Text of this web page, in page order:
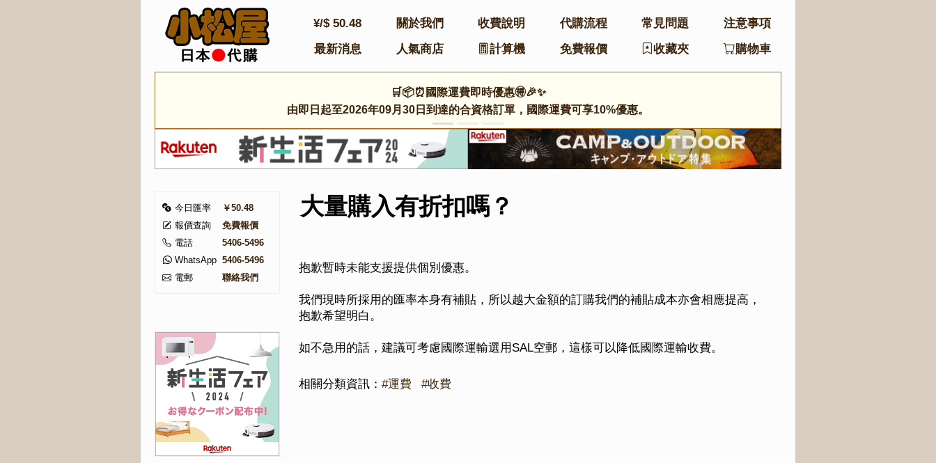
¥/$50.48 關於我們 收費說明 代購流程 常見問題
注意事項
最新消息
人氣商店 計算機 免費報價 收藏夾 購物車
🛒📦⏰國際運費即時優惠🉐🎉✨
由即日起至2026年09月30日到達的合資格訂單，國際運費可享10%優惠。
今日匯率
￥50.48
報價查詢
免費報價
電話
5406-5496
WhatsApp 5406-5496
電郵
聯絡我們
大量購入有折扣嗎？
抱歉暫時未能支援提供個別優惠。
我們現時所採用的匯率本身有補貼，所以越大金額的訂購我們的補貼成本亦會相應提高，
抱歉希望明白。
如不急用的話，建議可考慮國際運輸選用SAL空郵，這樣可以降低國際運輸收費。
相關分類資訊： #運費 #收費